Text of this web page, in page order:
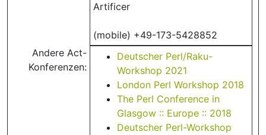
Artificer
(mobile) +49-173-5428852
Andere Act-
Konferenzen:
Deutscher Perl/Raku-
Workshop 2021
London Perl Workshop 2018
The Perl Conference in
Glasgow :: Europe :: 2018
Deutscher Perl-Workshop